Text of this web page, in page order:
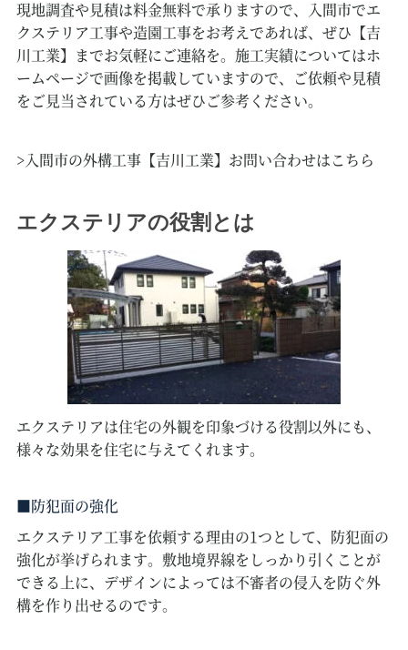
現地調査や見積は料金無料で承りますので、入間市でエ
クステリア工事や造園工事をお考えであれば、ぜひ【吉
川工業】までお気軽にご連絡を。施工実績についてはホ
ームページで画像を掲載していますので、ご依頼や見積
をご見当されている方はぜひご参考ください。
>入間市の外構工事【吉川工業】お問い合わせはこちら
エクステリアの役割とは
エクステリアは住宅の外観を印象づける役割以外にも、
様々な効果を住宅に与えてくれます。
防犯面の強化
エクステリア工事を依頼する理由の1つとして、防犯面の
強化が挙げられます。敷地境界線をしっかり引くことが
できる上に、デザインによっては不審者の侵入を防ぐ外
構を作り出せるのです。